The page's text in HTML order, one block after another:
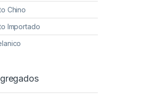
Chino
Importado